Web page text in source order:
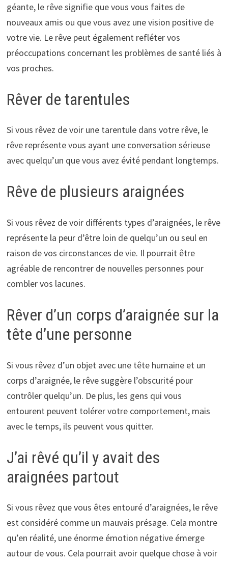
géante, le rêve signifie que vous vous faites de
nouveaux amis ou que vous avez une vision positive de
votre vie. Le rêve peut également refléter vos
préoccupations concernant les problèmes de santé liés à
vos proches.
Rêver de tarentules
Si vous rêvez de voir une tarentule dans votre rêve, le
rêve représente vous ayant une conversation sérieuse
avec quelqu’un que vous avez évité pendant longtemps.
Rêve de plusieurs araignées
Si vous rêvez de voir différents types d’araignées, le rêve
représente la peur d’être loin de quelqu’un ou seul en
raison de vos circonstances de vie. Il pourrait être
agréable de rencontrer de nouvelles personnes pour
combler vos lacunes.
Rêver d’un corps d’araignée sur la
tête d’une personne
Si vous rêvez d’un objet avec une tête humaine et un
corps d’araignée, le rêve suggère l’obscurité pour
contrôler quelqu’un. De plus, les gens qui vous
entourent peuvent tolérer votre comportement, mais
avec le temps, ils peuvent vous quitter.
J’ai rêvé qu’il y avait des
araignées partout
Si vous rêvez que vous êtes entouré d’araignées, le rêve
est considéré comme un mauvais présage. Cela montre
qu’en réalité, une énorme émotion négative émerge
autour de vous. Cela pourrait avoir quelque chose à voir